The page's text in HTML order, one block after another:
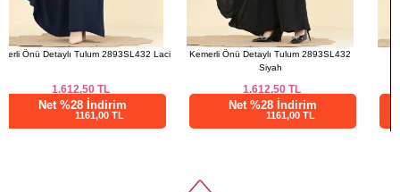
Kemerli Önü Detaylı Tulum 2893SL432
1.612,50
Net %28 İndirim
1161,00 TL
Taş Detaylı Bağlamalı 2 li Takım
2883SLK540 Haki
1.335,00
Net %28 İndirim
961,20 TL